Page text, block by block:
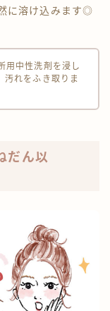
に溶け込みます◎
用中性洗剤を浸し
汚れをふき取りま
だん以